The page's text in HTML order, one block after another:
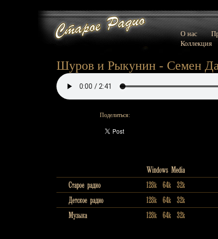
О нас
Коллекция
Шуров и Рыкунин - Семен
Поделиться: